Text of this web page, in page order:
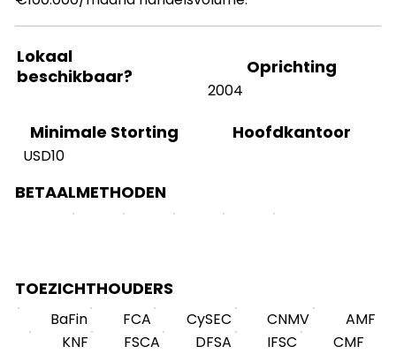
Lokaal
beschikbaar?
Oprichting
2004
Minimale Storting
USD10
Hoofdkantoor
BETAALMETHODEN
TOEZICHTHOUDERS
BaFin FCA CySEC CNMV
AMF
KNF
FSCA DFSA IFSC CMF